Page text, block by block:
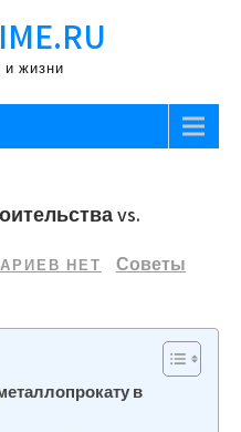
и жизни
vs.
НЕТ
Советы
в